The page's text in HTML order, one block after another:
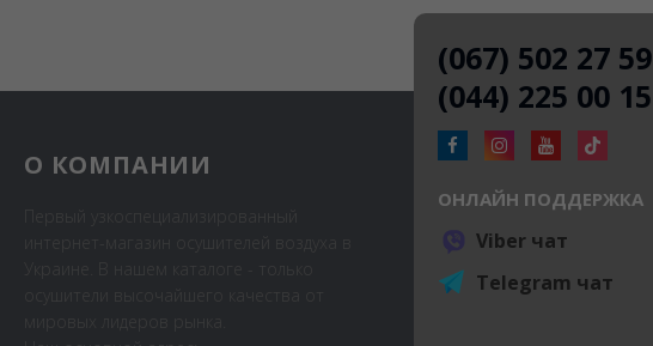
О КОМПАНИИ
(067) 502 27 59
(044) 225 00 15
ОНЛАЙН ПОДДЕРЖКА
Viber чат
Telegram чат